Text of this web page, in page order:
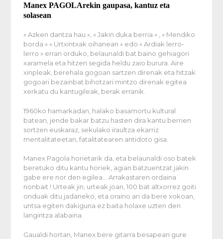
Manex PAGOLArekin gaupasa, kantuz eta
solasean
« Azken dantza hau », « Jakin duka berria » , « Mendiko
borda » « Urtxintxak oihanean » edo « Ardiak lerro-
lerro » erran orduko, belaunaldi bat baino gehiagori
xaramela eta hitzen segida heldu zaio burura. Aire
xinpleak, berehala gogoan sartzen direnak eta hitzak
gogoari bezainbat bihotzari mintzo direnak egitea
xerkatu du kantugileak, berak erranik.
1960ko hamarkadan, halako basamortu kultural
batean, jende bakar batzu hasten dira kantu berrien
sortzen euskaraz, sekulako iraultza ekarriz
mentalitateetan, fatalitatearen antidoto gisa.
Manex Pagola horietarik da, eta belaunaldi oso batek
beretuko ditu kantu horiek, agian batzuentzat jakin
gabe ere nor den egilea… Arrakastaren ordaina
nonbait ! Urteak jin, urteak joan, 100 bat altxorrez goiti
onduak ditu jadaneko, eta oraino ari da bere xokoan,
untsa egiten dakiguna ez baita holaxe uzten den
langintza alabaina.
Gaualdi hortan, Manex bere gitarra besapean gure